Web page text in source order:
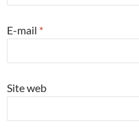
E-mail *
Site web